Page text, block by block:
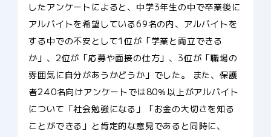
したアンケートによると、中学3年生の中で卒業後に
アルバイトを希望している69名の内、アルバイトを
する中での不安として1位が「学業と両立できる
か」、2位が「応募や面接の仕方」、3位が「職場の
雰囲気に自分があうかどうか」でした。 また、保護
者240名向けアンケートでは80％以上がアルバイト
について「社会勉強になる」「お金の大切さを知る
ことができる」と肯定的な意見であると同時に、